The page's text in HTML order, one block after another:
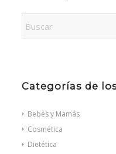
Categorías de
Bebés y Mamás
Cosmética
Dietética